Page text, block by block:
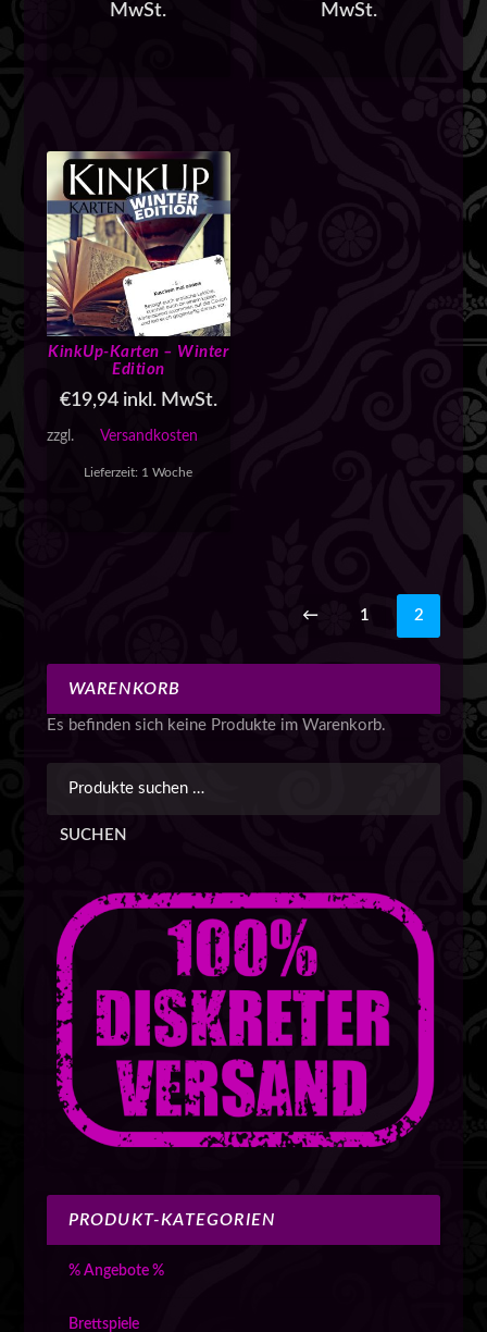
i
MwSt.
MwSt.
KinkUp-Karten – Winter
Edition
€19,94 inkl. MwSt.
zzgl. Versandkosten
Lieferzeit: 1 Woche
← 1 2
WARENKORB
Es befinden sich keine Produkte im Warenkorb.
SUCHEN
PRODUKT-KATEGORIEN
% Angebote %
Brettspiele